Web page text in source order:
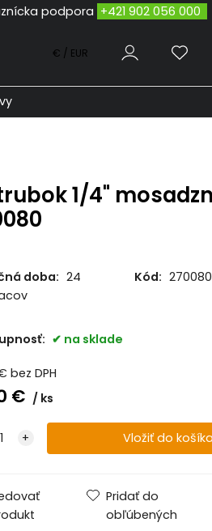
+421 902 056 000
€ / EUR
1/4"
doba: 24
Kód: 270080
na sklade
bez DPH
€ ks
Pridať do
obľúbených